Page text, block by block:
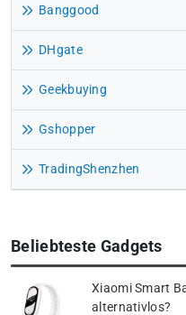
Banggood
DHgate
Geekbuying
Gshopper
TradingShenzhen
Beliebteste Gadgets
Xiaomi Smart
alternativlos?